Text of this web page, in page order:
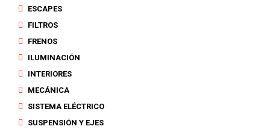
ESCAPES
FILTROS
FRENOS
ILUMINACIÓN
INTERIORES
MECÁNICA
SISTEMA ELÉCTRICO
SUSPENSIÓN Y EJES